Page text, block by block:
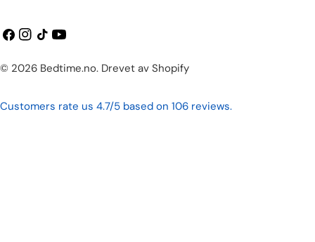
Facebook
Instagram
TikTokYouTube
© 2026 Bedtime.no. Drevet av Shopify
Betalingsmetoder
Customers rate us 4.7/5 based on 106 reviews.